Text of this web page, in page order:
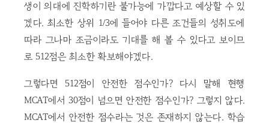
생이 의대에 진학하기란 불가능에 가깝다고 예상할 수 있
겠다. 최소한 상위 1/3에 들어야 다른 조건들의 성취도에
따라 그나마 조금이라도 기대를 해 볼 수 있다고 보이므
로 512점은 최소한 확보해야겠다.
그렇다면 512점이 안전한 점수인가? 다시 말해 현행
MCAT에서 30점이 넘으면 안전한 점수인가? 그렇지 않다.
MCAT에서 안전한 점수라는 것은 존재하지 않는다. 학습